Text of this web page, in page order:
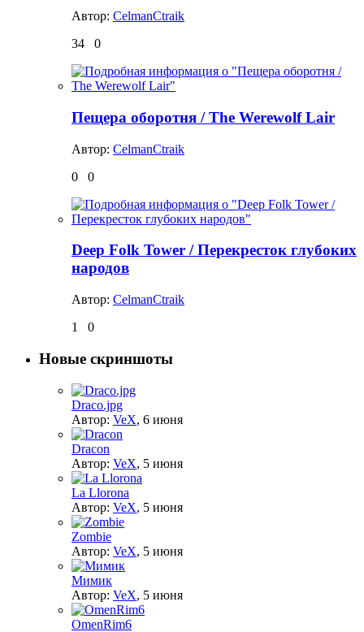
Автор: CelmanCtraik
34
0
Пещера оборотня / The Werewolf Lair
Автор: CelmanCtraik
0
0
Deep Folk Tower / Перекресток глубоких
народов
Автор: CelmanCtraik
1
0
Новые скриншоты
Draco.jpg
Автор: VeX, 6 июня
Dracon
Автор: VeX, 5 июня
La Llorona
Автор: VeX, 5 июня
Zombie
Автор: VeX, 5 июня
Мимик
Автор: VeX, 5 июня
OmenRim6